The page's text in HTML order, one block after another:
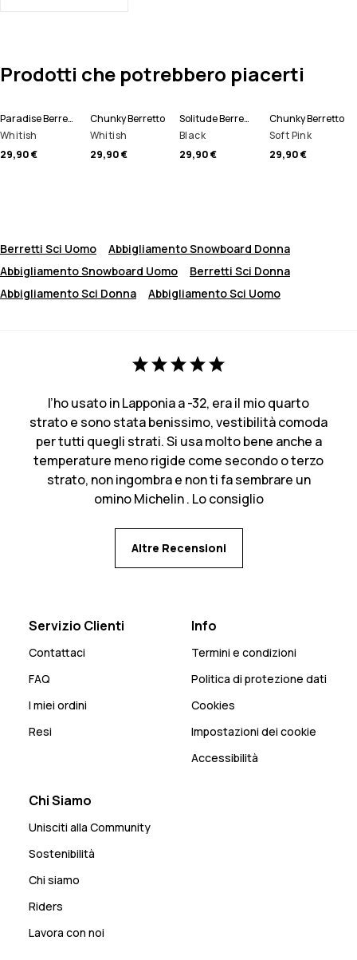
Prodotti che potrebbero piacerti
Paradise Berretto
Whitish
29,90 €
Chunky Berretto
Whitish
29,90 €
Solitude Berretto
Black
29,90 €
Chunky Berretto
Soft Pink
29,90 €
Berretti Sci Uomo
Abbigliamento Snowboard Donna
Abbigliamento Snowboard Uomo
Berretti Sci Donna
Abbigliamento Sci Donna
Abbigliamento Sci Uomo
l’ho usato in Lapponia a -32, era il mio quarto
strato e sono stata benissimo, vestibilità comoda
per tutti quegli strati. Si usa molto bene anche a
temperature meno rigide come secondo o terzo
strato, non ingombra e non ti fa sembrare un
omino Michelin . Lo consiglio
Altre Recensioni
Servizio Clienti
Contattaci
FAQ
I miei ordini
Resi
Info
Termini e condizioni
Politica di protezione dati
Cookies
Impostazioni dei cookie
Accessibilità
Chi Siamo
Unisciti alla Community
Sostenibilità
Chi siamo
Riders
Lavora con noi